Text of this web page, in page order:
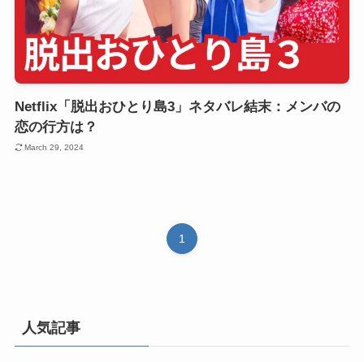
Netflix「脱出おひとり島3」ネタバレ結末：メンバの
恋の行方は？
March 29, 2024
1
人気記事